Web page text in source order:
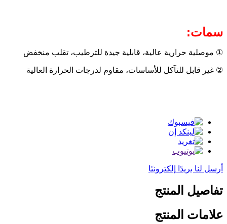
سمات:
① موصلية حرارية عالية، قابلية جيدة للترطيب، تقلب منخفض
② غير قابل للتآكل للأساسات، مقاوم لدرجات الحرارة العالية
أرسل لنا بريدًا إلكترونيًا
تفاصيل المنتج
علامات المنتج